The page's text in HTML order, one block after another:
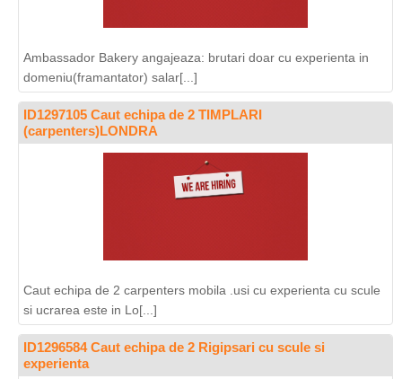
Ambassador Bakery angajeaza: brutari doar cu experienta in
domeniu(framantator) salar[...]
ID1297105 Caut echipa de 2 TIMPLARI
(carpenters)LONDRA
Caut echipa de 2 carpenters mobila .usi cu experienta cu scule
si ucrarea este in Lo[...]
ID1296584 Caut echipa de 2 Rigipsari cu scule si
experienta